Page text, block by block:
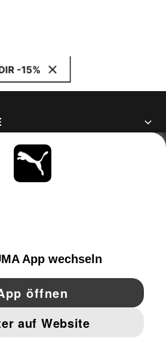
-15%
DEM LAUFENDEN
Pinterest
IMPRESSUM UND RECHTLICHE HINWEISE